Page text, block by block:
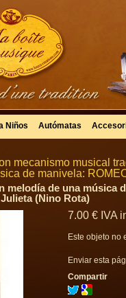
Niños Autómatas
mecanismo musical
de manivela:
melodía de una música
(Nino Rota)
7.00 € IVA
Este objeto no
Enviar esta
Compartir